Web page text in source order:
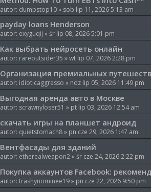
autor: dumpstop10» sob lip 11, 2026 5:13 am
payday loans Henderson
autor: exyguqij » śr lip 08, 2026 5:01 pm
Как выбрать нейросеть онлайн
autor: rareoutsider35 » wt lip 07, 2026 2:28 pm
Организация премиальных
autor: idioticaggresso » ndz lip 05, 2026 11:49 pm
Выгодная аренда авто в Москве
autor: scrawnyloser51 » pt lip 03, 2026 12:54 am
скачать игры на планшет андроид
autor: quietstomach8» pn cze 29, 2026 1:47 am
Вентфасады для зданий
autor: etherealweapon2» śr cze 24, 2026 2:22 pm
Покупка аккаунтов Facebook:
autor: trashynominee19» pn cze 22, 2026 9:50 pm